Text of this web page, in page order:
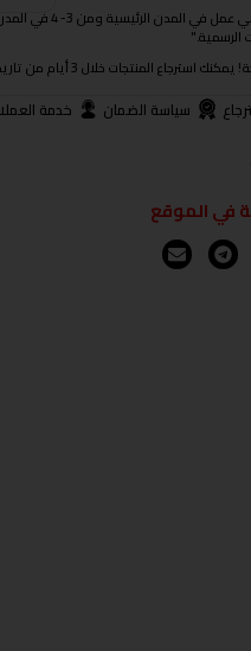
الرئيسية ومن 3- 4 في المدن البعيدة.
الرسمية."
خلال 3 أيام من تاريخ الشراء بكل سهولة."
سياسة الضمان خدمة
في الموقع